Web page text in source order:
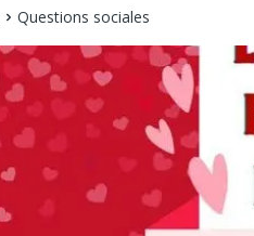
Questions sociales